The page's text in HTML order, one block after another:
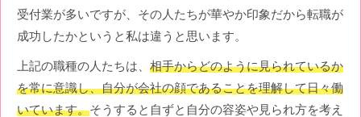
受付業が多いですが、その人たちが華やか印象だから転職が
成功したかというと私は違うと思います。
上記の職種の人たちは、 相手からどのように見られているか
を常に意識し、自分が会社の顔であることを理解して日々働
いています。そうすると自ずと自分の容姿や見られ方を考え